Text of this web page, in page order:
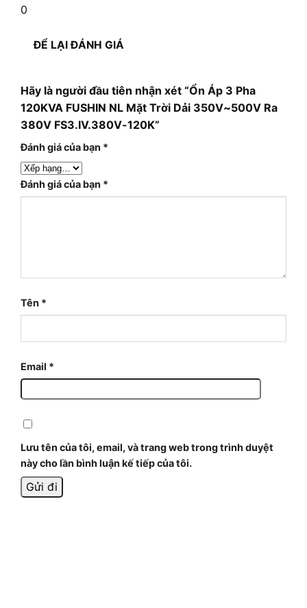
0
ĐỂ LẠI ĐÁNH GIÁ
Hãy là người đầu tiên nhận xét “Ổn Áp 3 Pha
120KVA FUSHIN NL Mặt Trời Dải 350V~500V Ra
380V FS3.IV.380V-120K”
Đánh giá của bạn *
Đánh giá của bạn *
Tên *
Email *
Lưu tên của tôi, email, và trang web trong trình duyệt
này cho lần bình luận kế tiếp của tôi.